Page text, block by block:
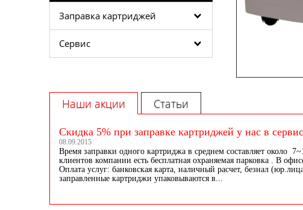
Заправка картриджей
Сервис
Наши акции
Скидка 5% при заправке картриджей у нас в
08.09.2015
Время заправки одного картриджа в среднем составляет около
клиентов компании есть бесплатная охраняемая парковка . В
Оплата услуг: банковская карта, наличный расчет, безнал
заправленные картриджи упаковываются в...
Статьи